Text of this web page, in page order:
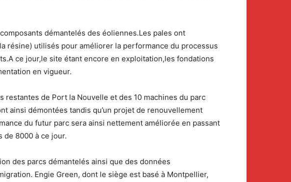
démantelés des éoliennes.Les pales ont
résine) utilisés pour améliorer la performance du processus
ce jour,le site étant encore en exploitation,les fondations
en vigueur.
de Port la Nouvelle et des 10 machines du parc
ainsi démontées tandis qu’un projet de renouvellement
du futur parc sera ainsi nettement améliorée en passant
8000 à ce jour.
des parcs démantelés ainsi que des données
Engie Green, dont le siège est basé à Montpellier,